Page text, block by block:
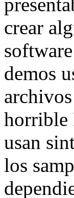
crear
demos
horrible
usan
los